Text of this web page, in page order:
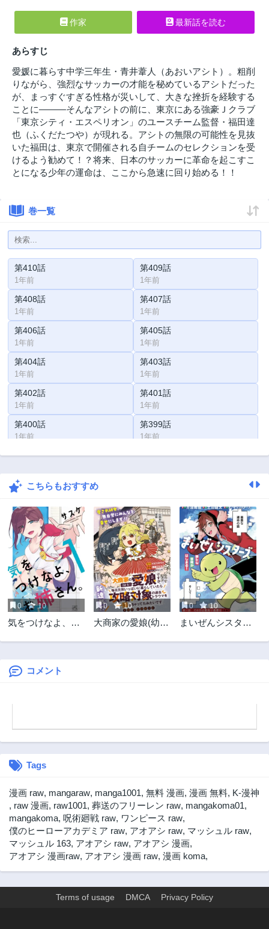
作家 最新話を読む
あらすじ
愛媛に暮らす中学三年生・青井葦人（あおいアシト）。粗削
りながら、強烈なサッカーの才能を秘めているアシトだった
が、まっすぐすぎる性格が災いして、大きな挫折を経験する
ことに―――そんなアシトの前に、東京にある強豪Ｊクラブ
「東京シティ・エスペリオン」のユースチーム監督・福田達
也（ふくだたつや）が現れる。アシトの無限の可能性を見抜
いた福田は、東京で開催される自チームのセレクションを受
けるよう勧めて！？将来、日本のサッカーに革命を起こすこ
とになる少年の運命は、ここから急速に回り始める！！
巻一覧
第410話
1年前
第409話
1年前
第408話
1年前
第407話
1年前
第406話
1年前
第405話
1年前
第404話
1年前
第403話
1年前
第402話
1年前
第401話
1年前
第400話
1年前
第399話
1年前
第398話 第397話
第396話
第394話
2年前
第393話
2年前
第392話
2年前
第391話
2年前
第390話
2年前
第389話
2年前
第388話
2年前
第387話
2年前
第386話 第385話
第384話
第378話
第376話
2年前
第375話
2年前
第374話
2年前
第373話
2年前
第372話
2年前
第371話
2年前
第369話
こちらもおすすめ
0 10
気をつけなよ、お
0 10
大商家の愛娘(幼
していたら攻略対
0 10
まいぜんシスター
姫～
コメント
Tags
漫画 raw, mangaraw, manga1001, 無料 漫画, 漫画 無料, K-漫神
, raw 漫画, raw1001, 葬送のフリーレン raw, mangakoma01,
mangakoma, 呪術廻戦 raw, ワンピース raw,
僕のヒーローアカデミア raw, アオアシ raw, マッシュル raw,
マッシュル 163, アオアシ raw, アオアシ 漫画,
アオアシ 漫画raw, アオアシ 漫画 raw, 漫画 koma,
Terms of usage DMCA Privacy Policy